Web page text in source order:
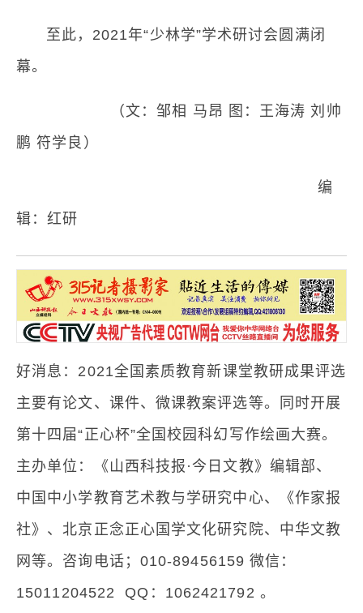
至此，2021年“少林学”学术研讨会圆满闭
幕。
（文：邹相 马昂 图：王海涛 刘帅
鹏 符学良）
编
辑：红研
好消息：2021全国素质教育新课堂教研成果评选
主要有论文、课件、微课教案评选等。同时开展
第十四届“正心杯”全国校园科幻写作绘画大赛。
主办单位：《山西科技报·今日文教》编辑部、
中国中小学教育艺术教与学研究中心、《作家报
社》、北京正念正心国学文化研究院、中华文教
网等。咨询电话；010-89456159 微信：
15011204522 QQ：1062421792 。